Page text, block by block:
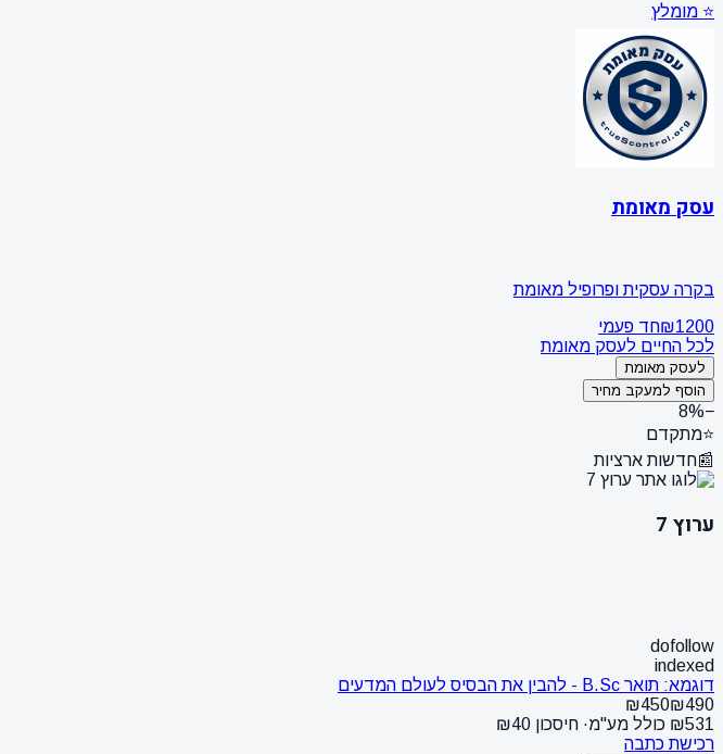
⭐ מומלץ
עסק מאומת
בקרה עסקית ופרופיל מאומת
₪1200חד פעמי
לכל החיים לעסק מאומת
לעסק מאומת
הוסף למעקב מחיר
−8%
⭐מתקדם
📰חדשות ארציות
ערוץ 7
dofollow
indexed
דוגמא: תואר B.Sc - להבין את הבסיס לעולם המדעים
₪450₪490
₪531 כולל מע"מ
· חיסכון ₪40
רכישת כתבה